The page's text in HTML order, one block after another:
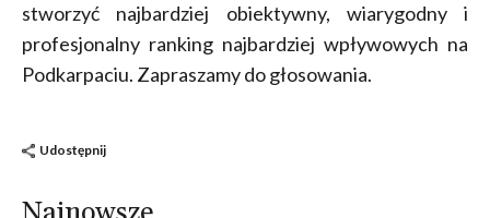
stworzyć najbardziej obiektywny, wiarygodny i
profesjonalny ranking najbardziej wpływowych na
Podkarpaciu. Zapraszamy do głosowania.
Udostępnij